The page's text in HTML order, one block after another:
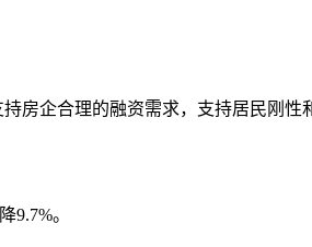
房企合理的融资需求，支持居民刚性
9.7%。